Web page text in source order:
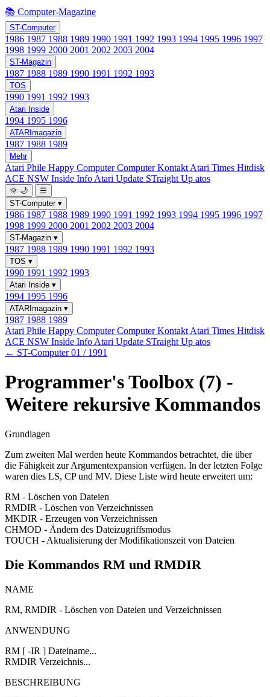
📚 Computer-Magazine
ST-Computer
1986 1987 1988 1989 1990 1991 1992 1993 1994 1995 1996 1997
1998 1999 2000 2001 2002 2003 2004
ST-Magazin
1987 1988 1989 1990 1991 1992 1993
TOS
1990 1991 1992 1993
Atari Inside
1994 1995 1996
ATARImagazin
1987 1988 1989
Mehr
Atari Phile Happy ComputerComputer Kontakt Atari Times Hitdisk
ACE NSW Inside Info Atari Update STraight Up atos
🌞 🌙
☰
ST-Computer ▾
1986 1987 1988 1989 1990 1991 1992 1993 1994 1995 1996 1997
1998 1999 2000 2001 2002 2003 2004
ST-Magazin ▾
1987 1988 1989 1990 1991 1992 1993
TOS ▾
1990 1991 1992 1993
Atari Inside ▾
1994 1995 1996
ATARImagazin ▾
1987 1988 1989
Atari Phile Happy ComputerComputer Kontakt Atari Times Hitdisk
ACE NSW Inside Info Atari Update STraight Up atos
← ST-Computer 01 / 1991
Programmer's Toolbox (7) -
Weitere rekursive Kommandos
Grundlagen
Zum zweiten Mal werden heute Kommandos betrachtet, die über
die Fähigkeit zur Argumentexpansion verfügen. In der letzten Folge
waren dies LS, CP und MV. Diese Liste wird heute erweitert um:
RM - Löschen von Dateien
RMDIR - Löschen von Verzeichnissen
MKDIR - Erzeugen von Verzeichnissen
CHMOD - Ändern des Dateizugriffsmodus
TOUCH - Aktualisierung der Modifikationszeit von Dateien
Die Kommandos RM und RMDIR
NAME
RM, RMDIR - Löschen von Dateien und Verzeichnissen
ANWENDUNG
RM [ -IR ] Dateiname...
RMDIR Verzeichnis...
BESCHREIBUNG